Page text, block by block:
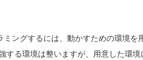
ングするには、動かすための環境を
る環境は整いますが、用意した環